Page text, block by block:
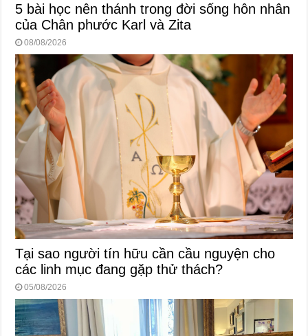
5 bài học nên thánh trong đời sống hôn nhân
của Chân phước Karl và Zita
08/08/2026
Tại sao người tín hữu cần cầu nguyện cho
các linh mục đang gặp thử thách?
05/08/2026